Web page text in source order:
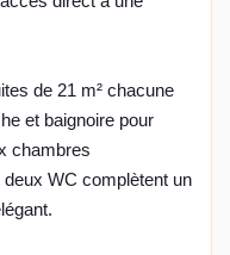
de 21 m² chacune
et baignoire pour
chambres
WC complètent un